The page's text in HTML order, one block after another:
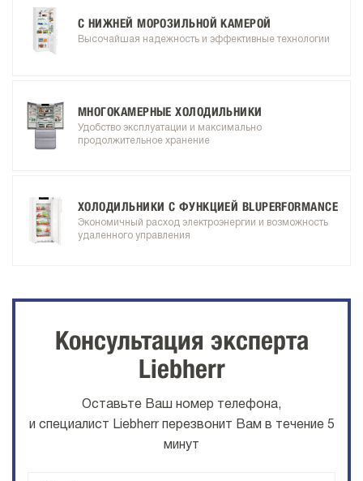
С НИЖНЕЙ МОРОЗИЛЬНОЙ КАМЕРОЙ
Высочайшая надежность и эффективные технологии
МНОГОКАМЕРНЫЕ ХОЛОДИЛЬНИКИ
Удобство эксплуатации и максимально
продолжительное хранение
ХОЛОДИЛЬНИКИ С ФУНКЦИЕЙ BLUPERFORMANCE
Экономичный расход электроэнергии и возможность
удаленного управления
Консультация эксперта
Liebherr
Оставьте Ваш номер телефона,
и специалист Liebherr перезвонит Вам в течение 5
минут